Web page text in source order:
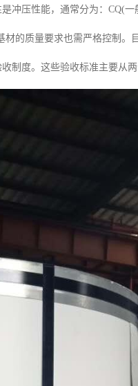
冲压性能，通常分为：CQ(
的质量要求也需严格控制
制度。这些验收标准主要从两